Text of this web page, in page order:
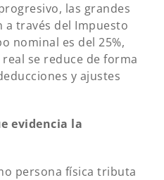
las grandes
a través del Impuesto
nominal es del 25%,
se reduce de forma
y ajustes
evidencia la
persona física tributa